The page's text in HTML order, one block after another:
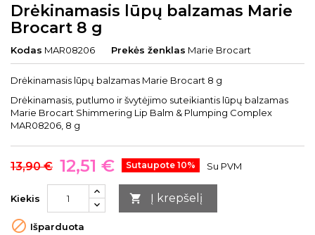
Drėkinamasis lūpų balzamas Marie
Brocart 8 g
Kodas MAR08206 Prekės ženklas Marie Brocart
Drėkinamasis lūpų balzamas Marie Brocart 8 g
Drėkinamasis, putlumo ir švytėjimo suteikiantis lūpų balzamas
Marie Brocart Shimmering Lip Balm & Plumping Complex
MAR08206, 8 g
13,90 € 12,51 € Sutaupote 10% Su PVM
Kiekis  Į krepšelį
 Išparduota